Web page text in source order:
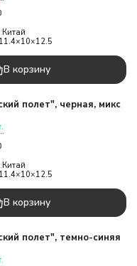
Китай
11.4×10×12.5
В корзину
полет", черная, микс
Китай
11.4×10×12.5
В корзину
полет", темно-синяя